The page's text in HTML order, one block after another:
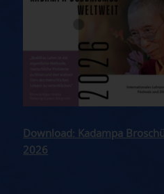
Download: Kadampa
2026